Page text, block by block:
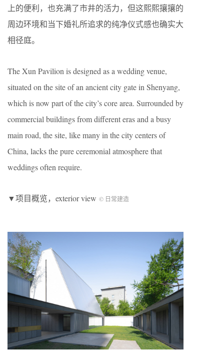
上的便利，也充满了市井的活力，但这熙熙攘攘的
周边环境和当下婚礼所追求的纯净仪式感也确实大
相径庭。
The Xun Pavilion is designed as a wedding venue,
situated on the site of an ancient city gate in Shenyang,
which is now part of the city’s core area. Surrounded by
commercial buildings from different eras and a busy
main road, the site, like many in the city centers of
China, lacks the pure ceremonial atmosphere that
weddings often require.
▼项目概览，exterior view © 日常建造